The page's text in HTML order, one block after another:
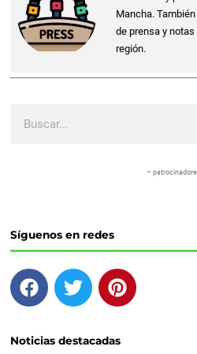
Mancha.
de prensa y
región.
–
Síguenos en redes
F
a
e
T
w
t
P
i
t
Noticias destacadas